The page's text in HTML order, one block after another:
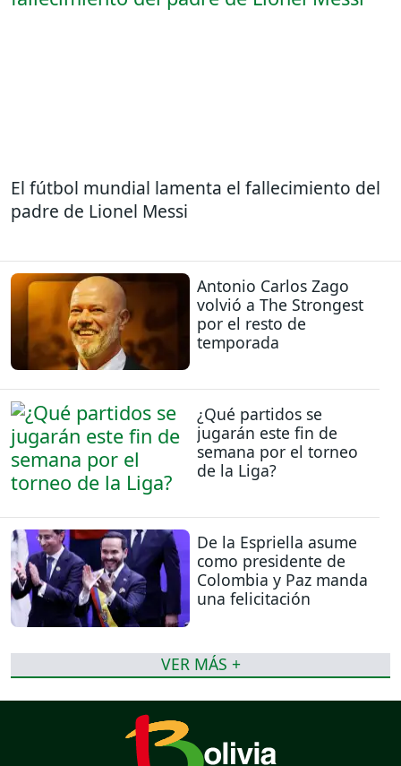
El fútbol mundial lamenta el fallecimiento del
padre de Lionel Messi
Antonio Carlos Zago
volvió a The Strongest
por el resto de
temporada
¿Qué partidos se
jugarán este fin de
semana por el torneo
de la Liga?
De la Espriella asume
como presidente de
Colombia y Paz manda
una felicitación
VER MÁS +